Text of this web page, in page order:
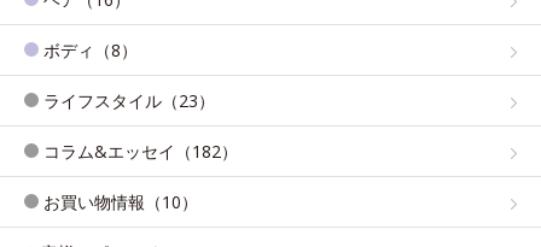
ボディ（8）
ライフスタイル（23）
コラム&エッセイ（182）
お買い物情報（10）